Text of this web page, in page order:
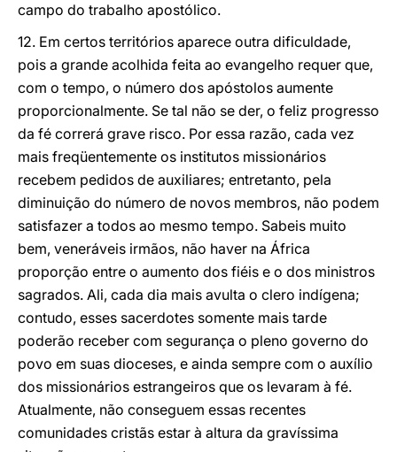
campo do trabalho apostólico.
12. Em certos territórios aparece outra dificuldade,
pois a grande acolhida feita ao evangelho requer que,
com o tempo, o número dos apóstolos aumente
proporcionalmente. Se tal não se der, o feliz progresso
da fé correrá grave risco. Por essa razão, cada vez
mais freqüentemente os institutos missionários
recebem pedidos de auxiliares; entretanto, pela
diminuição do número de novos membros, não podem
satisfazer a todos ao mesmo tempo. Sabeis muito
bem, veneráveis irmãos, não haver na África
proporção entre o aumento dos fiéis e o dos ministros
sagrados. Ali, cada dia mais avulta o clero indígena;
contudo, esses sacerdotes somente mais tarde
poderão receber com segurança o pleno governo do
povo em suas dioceses, e ainda sempre com o auxílio
dos missionários estrangeiros que os levaram à fé.
Atualmente, não conseguem essas recentes
comunidades cristãs estar à altura da gravíssima